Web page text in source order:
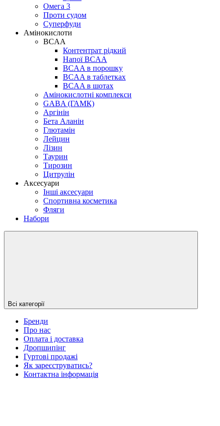
Омега 3
Проти судом
Суперфуди
Амінокислоти
BCAA
Контентрат рідкий
Напої BCAA
BCAA в порошку
BCAA в таблетках
BCAA в шотах
Амінокислотні комплекси
GABA (ГАМК)
Аргінін
Бета Аланін
Глютамін
Лейцин
Лізин
Таурин
Тирозин
Цитрулін
Аксесуари
Інші аксесуари
Спортивна косметика
Фляги
Набори
Всі категорії
Бренди
Про нас
Оплата і доставка
Дропшипінг
Гуртові продажі
Як зареєструватись?
Контактна інформація